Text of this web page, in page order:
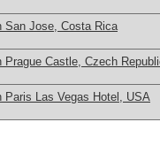
San Jose, Costa Rica
Prague Castle, Czech
Paris Las Vegas Hotel, USA